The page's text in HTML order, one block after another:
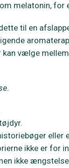
melatonin, for
til en
kan vælge
eller
ikke er for
ikke